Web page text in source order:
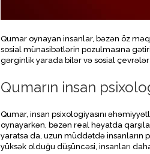
Qumar oynayan insanlar, bəzən öz
sosial münasibətlərin pozulmasına
gərginlik yarada bilər və sosial
Qumarın insan
Qumar, insan psixologiyasını
oynayarkən, bəzən real həyatda
yaratsa da, uzun müddətdə insanların
yüksək olduğu düşüncəsi, insanları